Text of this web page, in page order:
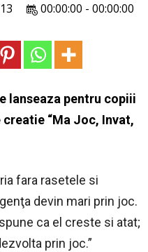
00:00:00 - 00:00:00
lanseaza pentru copiii
“Ma Joc, Invat,
fara rasetele si
devin mari prin joc.
ca el creste si atat;
prin joc.”